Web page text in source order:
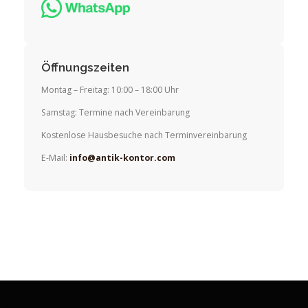
Öffnungszeiten
Montag – Freitag: 10:00 – 18:00 Uhr
Samstag: Termine nach Vereinbarung
Kostenlose Hausbesuche nach Terminvereinbarung
E-Mail: info@antik-kontor.com